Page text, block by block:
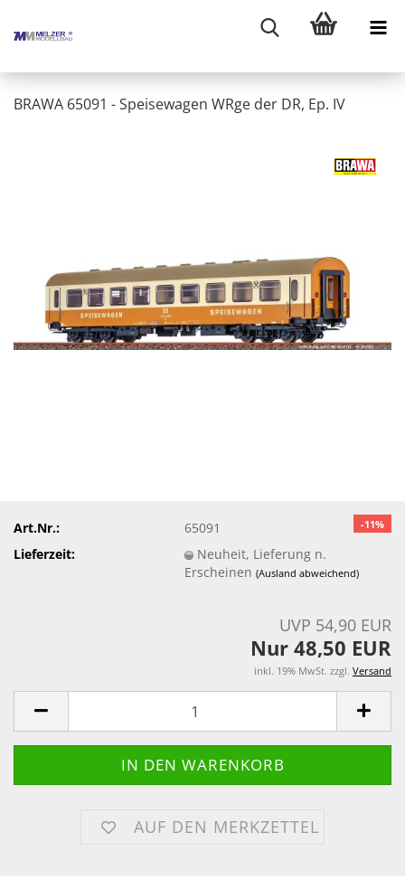
BRAWA 65091 - Speisewagen WRge der DR, Ep. IV
-11%
Art.Nr.:
65091
Lieferzeit:
Neuheit, Lieferung n.
Erscheinen(Ausland abweichend)
UVP 54,90 EUR
Nur 48,50 EUR
inkl. 19% MwSt. zzgl. Versand
AUF DEN MERKZETTEL